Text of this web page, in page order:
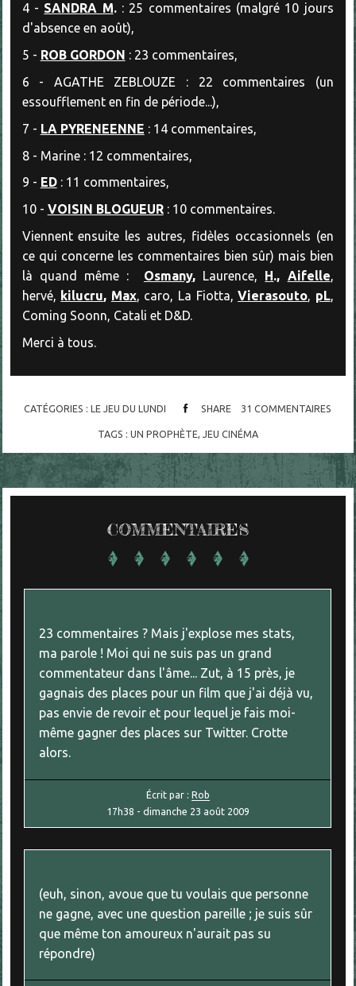
4 - SANDRA M.: 25 commentaires (malgré 10 jours
d'absence en août),
5 - ROB GORDON : 23 commentaires,
6 - AGATHE ZEBLOUZE : 22 commentaires (un
essoufflement en fin de période...),
7 - LA PYRENEENNE : 14 commentaires,
8 - Marine : 12 commentaires,
9 - ED: 11 commentaires,
10 - VOISIN BLOGUEUR: 10 commentaires.
Viennent ensuite les autres, fidèles occasionnels (en
ce qui concerne les commentaires bien sûr) mais bien
là quand même : Osmany,Laurence, H., Aifelle,
hervé, kilucru, Max, caro, La Fiotta,Vierasouto, pL,
Coming Soonn, Catali et D&D.
Merci à tous.
CATÉGORIES : LE JEU DU LUNDI SHARE 31 COMMENTAIRES
TAGS : UN PROPHÈTE, JEU CINÉMA
COMMENTAIRES
23 commentaires ? Mais j'explose mes stats,
ma parole ! Moi qui ne suis pas un grand
commentateur dans l'âme... Zut, à 15 près, je
gagnais des places pour un film que j'ai déjà vu,
pas envie de revoir et pour lequel je fais moi-
même gagner des places sur Twitter. Crotte
alors.
Écrit par : Rob
17h38 - dimanche 23 août 2009
(euh, sinon, avoue que tu voulais que personne
ne gagne, avec une question pareille ; je suis sûr
que même ton amoureux n'aurait pas su
répondre)